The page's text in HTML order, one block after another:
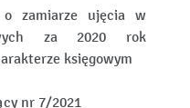
o zamiarze ujęcia w
za 2020 rok
księgowym
nr 7/2021